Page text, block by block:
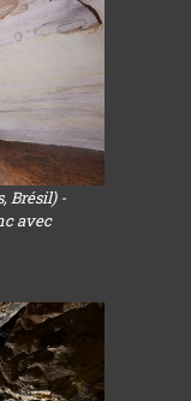
Brésil) -
avec